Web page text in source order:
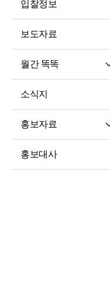
입찰정보
보도자료
월간 똑똑
소식지
홍보자료
홍보대사